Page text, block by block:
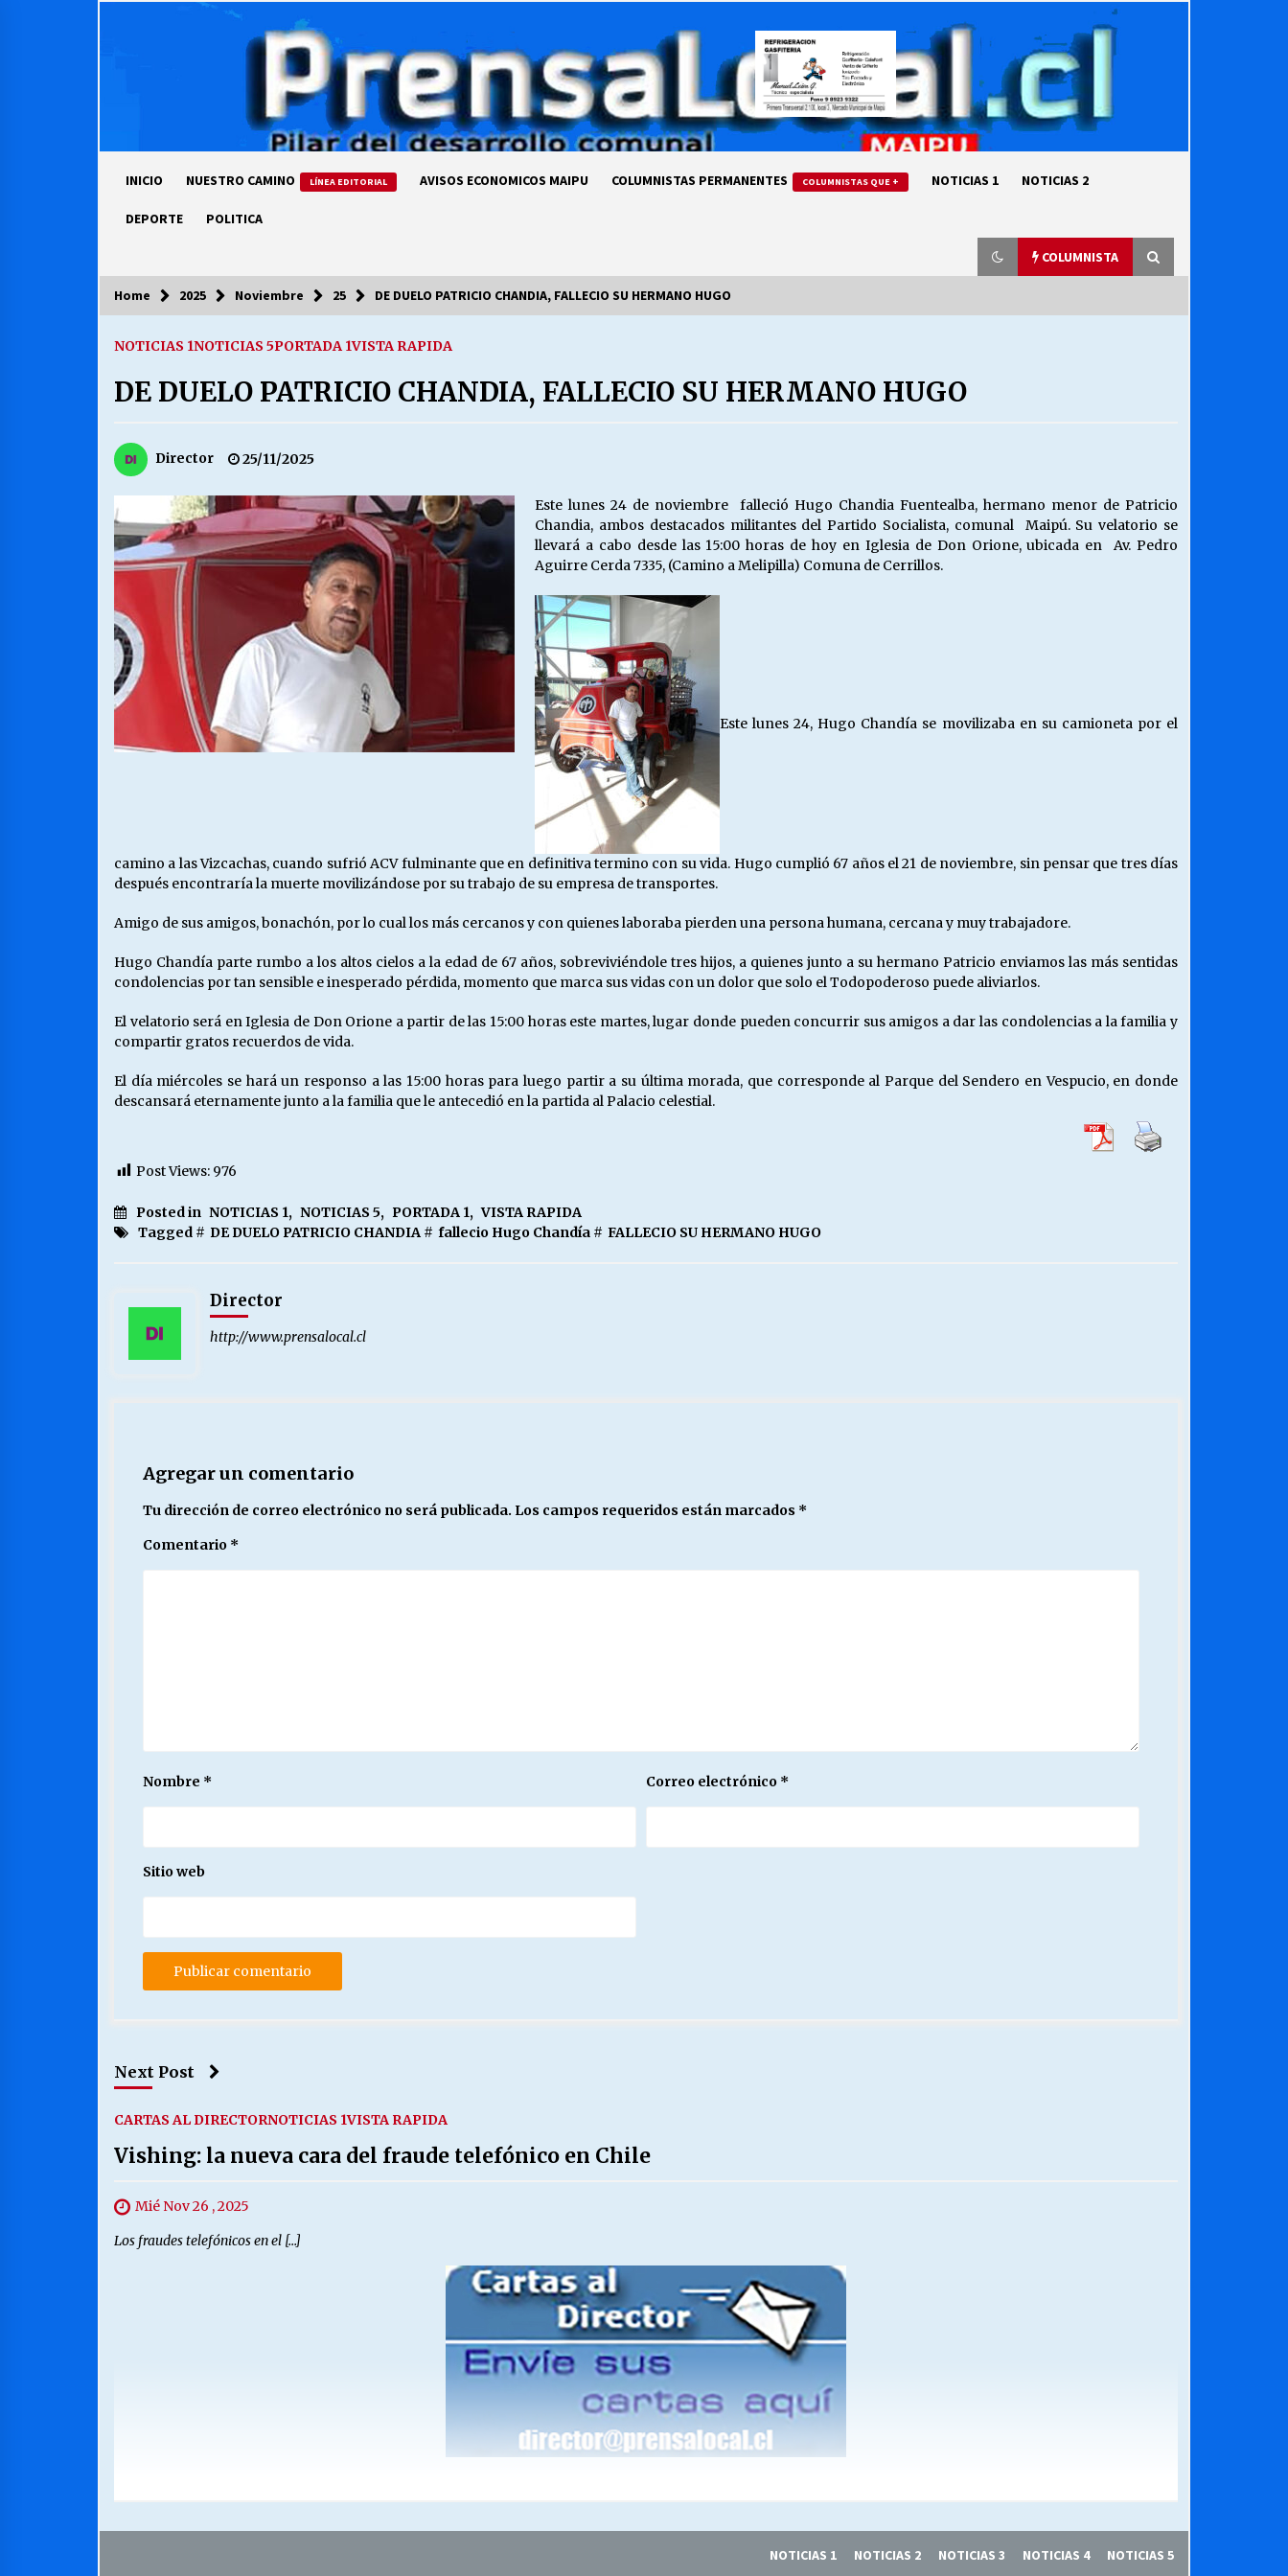
INICIO NUESTRO CAMINO LÍNEA EDITORIAL AVISOS ECONOMICOS MAIPU COLUMNISTAS PERMANENTES COLUMNISTAS QUE + NOTICIAS 1 NOTICIAS 2
DEPORTE POLITICA
COLUMNISTA
COLUMNISTA
luz… ¿Y cuándo van a bajar?
03/08/2026
69 AÑOS DE HISTORIA
28/07/2026
EL CUMPLEAÑOS 69
MUNICIPALIDAD, TRABAJADORES,
CLIMA LABORAL:
VOLVER A SER ALTERNATIVA
16/06/2026
MUNICIPALIDADES, HONORARIOS,
DESPIDOS
28/05/2026
Releyendo la Rerum Novarum a 135
años. “La cuestión social hoy”.
S.O.S. a los ricos, Save Our Souls
(Salvar Nuestras Almas)
30/04/2026
¿Asesores con doble sueldo?
18/04/2026
Home 2025 Noviembre 25 DE DUELO PATRICIO CHANDIA, FALLECIO SU HERMANO HUGO
NOTICIAS 1NOTICIAS 5PORTADA 1VISTA RAPIDA
DE DUELO PATRICIO CHANDIA, FALLECIO SU HERMANO HUGO
Director 25/11/2025
Este lunes 24 de noviembre falleció Hugo Chandia Fuentealba, hermano menor de Patricio
Chandia, ambos destacados militantes del Partido Socialista, comunal Maipú. Su velatorio se
llevará a cabo desde las 15:00 horas de hoy en Iglesia de Don Orione, ubicada en Av. Pedro
Aguirre Cerda 7335, (Camino a Melipilla) Comuna de Cerrillos.
Este lunes 24, Hugo Chandía se movilizaba en su camioneta por el
camino a las Vizcachas, cuando sufrió ACV fulminante que en definitiva termino con su vida. Hugo cumplió 67 años el 21 de noviembre, sin pensar que tres días
después encontraría la muerte movilizándose por su trabajo de su empresa de transportes.
Amigo de sus amigos, bonachón, por lo cual los más cercanos y con quienes laboraba pierden una persona humana, cercana y muy trabajadore.
Hugo Chandía parte rumbo a los altos cielos a la edad de 67 años, sobreviviéndole tres hijos, a quienes junto a su hermano Patricio enviamos las más sentidas
condolencias por tan sensible e inesperado pérdida, momento que marca sus vidas con un dolor que solo el Todopoderoso puede aliviarlos.
El velatorio será en Iglesia de Don Orione a partir de las 15:00 horas este martes, lugar donde pueden concurrir sus amigos a dar las condolencias a la familia y
compartir gratos recuerdos de vida.
El día miércoles se hará un responso a las 15:00 horas para luego partir a su última morada, que corresponde al Parque del Sendero en Vespucio, en donde
descansará eternamente junto a la familia que le antecedió en la partida al Palacio celestial.
Post Views: 976
Posted in NOTICIAS 1, NOTICIAS 5, PORTADA 1, VISTA RAPIDA
Tagged # DE DUELO PATRICIO CHANDIA # fallecio Hugo Chandía # FALLECIO SU HERMANO HUGO
Director
http://www.prensalocal.cl
Agregar un comentario
Tu dirección de correo electrónico no será publicada. Los campos requeridos están marcados *
Comentario *
Nombre * Correo electrónico *
Sitio web
Next Post
CARTAS AL DIRECTORNOTICIAS 1VISTA RAPIDA
Vishing: la nueva cara del fraude telefónico en Chile
Mié Nov 26 , 2025
Los fraudes telefónicos en el […]
NOTICIAS 1 NOTICIAS 2 NOTICIAS 3 NOTICIAS 4 NOTICIAS 5